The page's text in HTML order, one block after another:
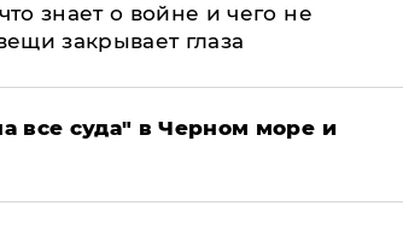
знает о войне и чего не
закрывает глаза
все суда" в Черном море и